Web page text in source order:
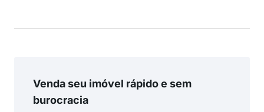
Venda seu imóvel rápido e sem
burocracia